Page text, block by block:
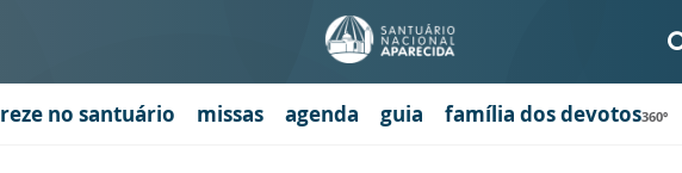
reze no santuário missas agenda guia família dos devotos360º